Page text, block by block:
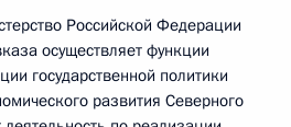
Российской Федерации
осуществляет функции
государственной политики
развития Северного